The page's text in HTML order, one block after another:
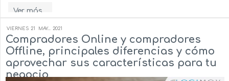
Ver más...
VIERNES 21 MAY... 2021
Compradores Online y compradores
Offline, principales diferencias y cómo
aprovechar sus características para tu
negocio